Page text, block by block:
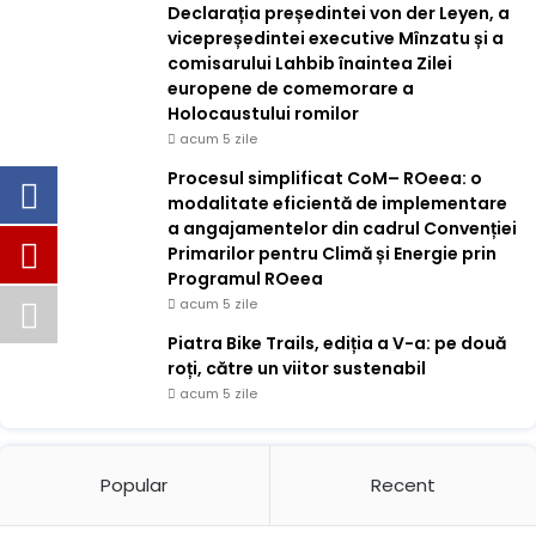
Declarația președintei von der Leyen, a
vicepreședintei executive Mînzatu și a
comisarului Lahbib înaintea Zilei
europene de comemorare a
Holocaustului romilor
acum 5 zile
Procesul simplificat CoM– ROeea: o
modalitate eficientă de implementare
a angajamentelor din cadrul Convenției
Primarilor pentru Climă și Energie prin
Programul ROeea
acum 5 zile
Piatra Bike Trails, ediția a V-a: pe două
roți, către un viitor sustenabil
acum 5 zile
Popular Recent